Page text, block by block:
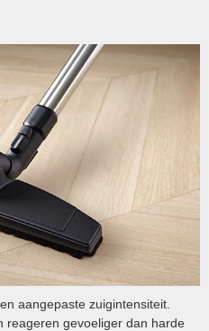
aangepaste zuigintensiteit.
reageren gevoeliger dan harde